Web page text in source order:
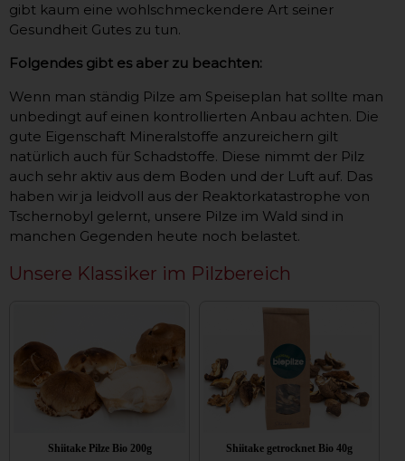
gibt kaum eine wohlschmeckendere Art seiner
Gesundheit Gutes zu tun.
Folgendes gibt es aber zu beachten:
Wenn man ständig Pilze am Speiseplan hat sollte man
unbedingt auf einen kontrollierten Anbau achten. Die
gute Eigenschaft Mineralstoffe anzureichern gilt
natürlich auch für Schadstoffe. Diese nimmt der Pilz
auch sehr aktiv aus dem Boden und der Luft auf. Das
haben wir ja leidvoll aus der Reaktorkatastrophe von
Tschernobyl gelernt, unsere Pilze im Wald sind in
manchen Gegenden heute noch belastet.
Unsere Klassiker im Pilzbereich
Shiitake Pilze Bio 200g Shiitake getrocknet Bio 40g